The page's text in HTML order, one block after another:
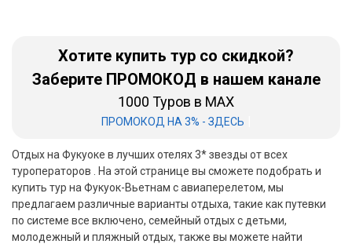
Хотите купить тур со скидкой?
Заберите ПРОМОКОД в нашем канале
1000 Туров в MAX
ПРОМОКОД НА 3% - ЗДЕСЬ
Отдых на Фукуоке в лучших отелях 3* звезды от всех
туроператоров . На этой странице вы сможете подобрать и
купить тур на Фукуок-Вьетнам с авиаперелетом, мы
предлагаем различные варианты отдыха, такие как путевки
по системе все включено, семейный отдых с детьми,
молодежный и пляжный отдых, также вы можете найти
Хайнань
Занзибар
Абхазия
Большой Сочи